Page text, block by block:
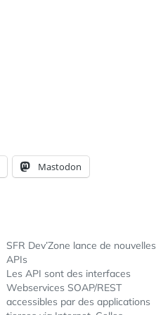
Mastodon
SFR Dev’Zone lance de nouvelles
APIs
Les API sont des interfaces
Webservices SOAP/REST
accessibles par des applications